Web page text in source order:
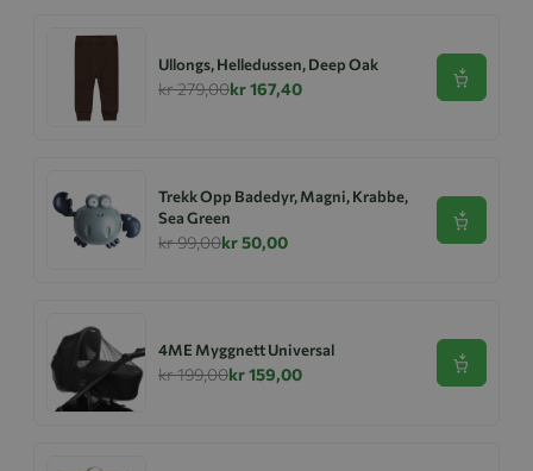
Ullongs, Helledussen, Deep Oak
kr 279,00kr 167,40 Se
Trekk Opp Badedyr, Magni, Krabbe,
Sea Green
kr 99,00kr 50,00
Se
4ME Myggnett Universal
kr 199,00kr 159,00 Se